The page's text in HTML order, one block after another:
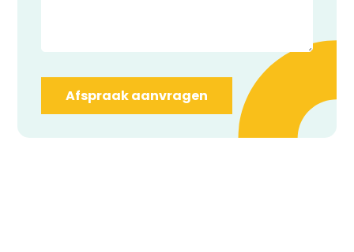
Afspraak aanvragen